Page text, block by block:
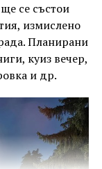
се състои
измислено
Планирани
куиз вечер,
и др.